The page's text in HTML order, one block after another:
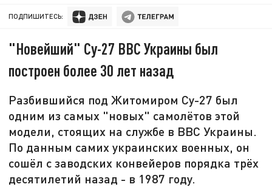
ПОДПИШИТЕСЬ:
"Новейший" Су-27 ВВС Украины был
построен более 30 лет назад
Разбившийся под Житомиром Су-27 был
одним из самых "новых" самолётов этой
модели, стоящих на службе в ВВС Украины.
По данным самих украинских военных, он
сошёл с заводских конвейеров порядка трёх
десятилетий назад - в 1987 году.